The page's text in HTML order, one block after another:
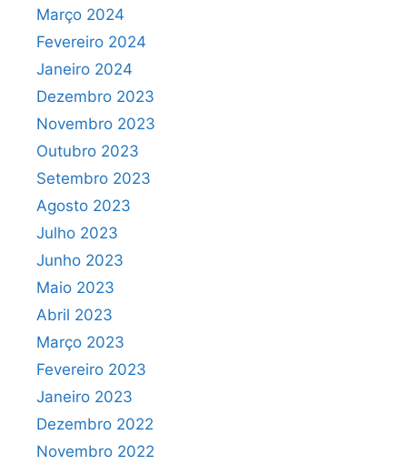
Março 2024
Fevereiro 2024
Janeiro 2024
Dezembro 2023
Novembro 2023
Outubro 2023
Setembro 2023
Agosto 2023
Julho 2023
Junho 2023
Maio 2023
Abril 2023
Março 2023
Fevereiro 2023
Janeiro 2023
Dezembro 2022
Novembro 2022